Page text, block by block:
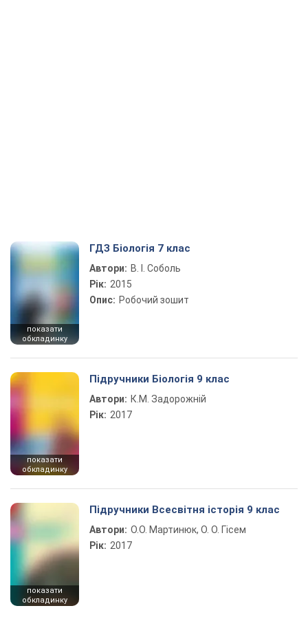
показати
обкладинку
ГДЗ Біологія 7 клас
Автори: В. І. Соболь
Рік: 2015
Опис: Робочий зошит
показати
обкладинку
Підручники Біологія 9 клас
Автори: К.М. Задорожній
Рік: 2017
показати
обкладинку
Підручники Всесвітня історія 9 клас
Автори: О.О. Мартинюк, О. О. Гісем
Рік: 2017